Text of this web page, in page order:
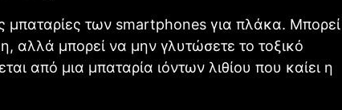
μπαταρίες των smartphones για πλάκα. Μπορεί
αλλά μπορεί να μην γλυτώσετε το τοξικό
από μια μπαταρία ιόντων λιθίου που καίει η